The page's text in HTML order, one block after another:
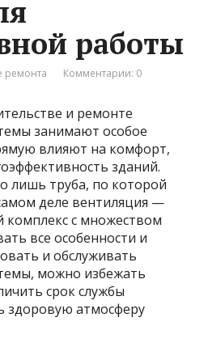
работы
ремонта Комментарии: 0
и ремонте
занимают особое
влияют на комфорт,
зданий.
лишь труба, по которой
деле вентиляция —
комплекс с множеством
все особенности и
и обслуживать
можно избежать
срок службы
здоровую атмосферу